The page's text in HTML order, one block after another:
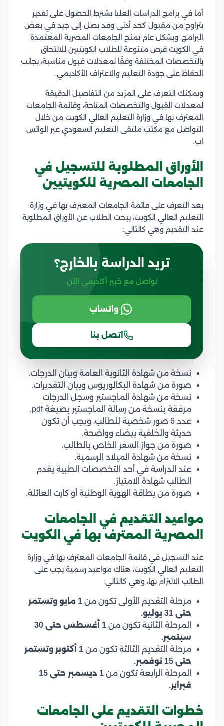
أما في برامج الدراسات العليا يشترط الحصول على تقدير
يتراوح من مقبول كحد أدنى وقد يصل إلى جيد في بعض
البرامج، وبشكل عام تمنح الجامعات المصرية المعتمدة
في الكويت فرص متنوعة للطلاب الكويتيين للالتحاق
بالتخصصات المختلفة وفقًا لمعدلات قبول مناسبة، بجانب
الحفاظ على جودة التعليم والاعتراف الأكاديمي.
ويمكنك التعرف على المزيد من التفاصيل الدقيقة
لمعدلات القبول والتخصصات المتاحة، وقائمة الجامعات
المعترف بها في وزارة التعليم العالي الكويت من خلال
التواصل مع مكتب ملتقى التعليم السعودي عبر الواتس
اب.
الأوراق المطلوبة للتسجيل في
الجامعات المصرية للكويتيين
بعد التعرف على قائمة الجامعات المعترف بها في وزارة
التعليم العالي الكويت، يبحث الطلاب عن الأوراق المطلوبة
عند التقديم وهي كالتالي:
تريد الدراسة بالخارج؟
تواصل مع خبير أكاديمي الآن
واتساب
اتصل بنا
نسخة من شهادة الثانوية العامة وبيان الدرجات.
صورة من شهادة البكالوريوس وبيان التقديرات.
نسخة من شهادة الماجستير وسجل الدرجات
مرفقة بنسخة من رسالة الماجستير بصيغة pdf.
عدد 6 صور شخصية للطالب، ويجب أن تكون
حديثة والخلفية بيضاء وواضحة.
صورة من جواز السفر الخاص بالطالب.
نسخة من شهادة الميلاد الرسمية.
عند الدراسة في أحد التخصصات الطبية يقدم
الطالب شهادة الامتياز.
صورة من بطاقة الهوية الوطنية أو كارت العائلة.
مواعيد التقديم في الجامعات
المصرية المعترف بها في الكويت
عند التسجيل في قائمة الجامعات المعترف بها في وزارة
التعليم العالي الكويت، هناك مواعيد رسمية يجب على
الطالب الالتزام بها، وهي كالتالي:
مرحلة التقديم الأولى تكون من
1 مايو وتستمر
حتى 31 يوليو.
المرحلة الثانية تكون من
1 أغسطس حتى 30
سبتمبر.
مرحلة التقديم الثالثة تكون من
1 أكتوبر وتستمر
حتى 15 نوفمبر.
المرحلة الرابعة تكون من
1 ديسمبر حتى 15
فبراير.
خطوات التقديم على الجامعات